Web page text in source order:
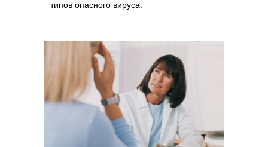
типов опасного вируса.